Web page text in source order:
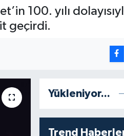
100. yılı
geçirdi.
Yükleniyor...
Trend